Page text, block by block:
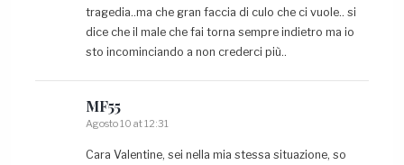
tragedia..ma che gran faccia di culo che ci vuole.. si
dice che il male che fai torna sempre indietro ma io
sto incominciando a non crederci più..
MF55
Agosto 10 at 12:31
Cara Valentine, sei nella mia stessa situazione, so